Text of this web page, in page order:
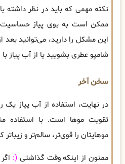
نکته مهمی که باید در نظر داشته
ممکن است به بوی پیاز حساسیت
این مشکل را دارید، می‌توانید بعد
شامپو عطری بشویید یا از آب پیاز
سخن آخر
در نهایت، استفاده از آب پیاز یک
تقویت موها است. با استفاده
موهایتان را قوی‌تر، سالم‌تر و زیباتر
ممنون از اینکه وقت گذاشتی(: